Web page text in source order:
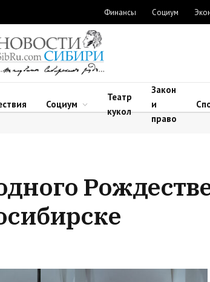
Финансы Социум
Социум
Театр
кукол
Закон
и
право